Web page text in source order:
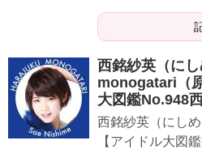
西銘紗英（にし
monogatari（
大図鑑No.948
西銘紗英（にし
【アイドル大図